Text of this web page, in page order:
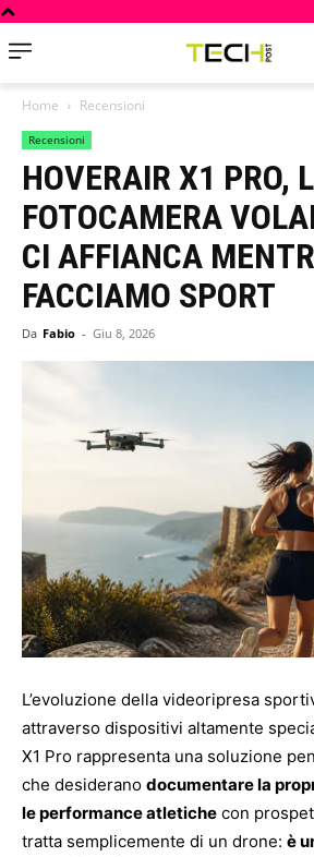
Home Recensioni
Recensioni
HOVERAIR X1 PRO,
FOTOCAMERA
CI AFFIANCA
FACCIAMO SPORT
Da Fabio - Giu 8, 2026
L’evoluzione della videoripresa
attraverso dispositivi altamente
X1 Pro rappresenta una soluzione
che desiderano documentare la
le performance atletiche con
tratta semplicemente di un drone: è